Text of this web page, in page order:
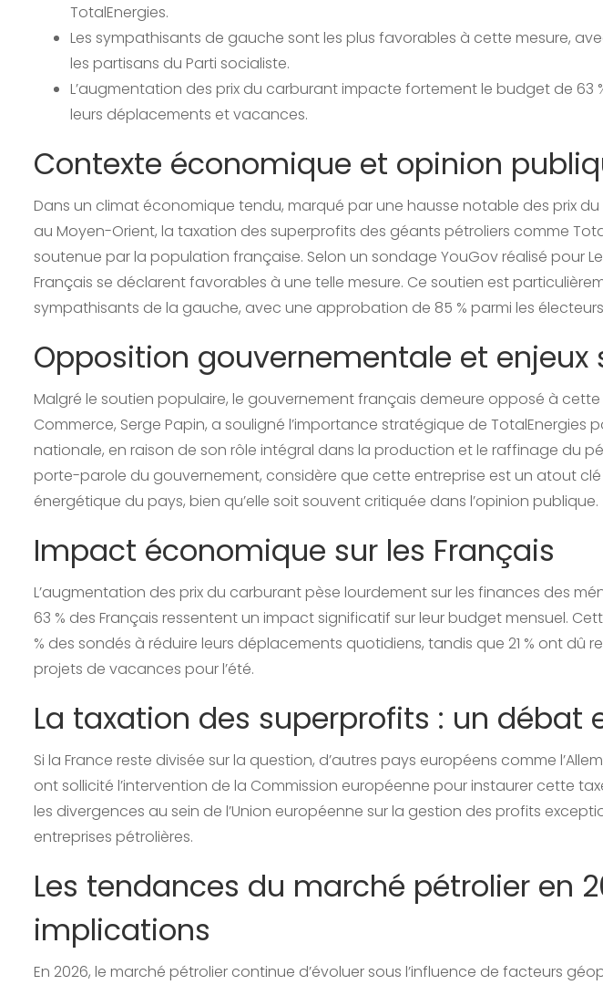
TotalEnergies.
Les sympathisants de gauche sont les plus favorables à cette mesure,
les partisans du Parti socialiste.
L’augmentation des prix du carburant impacte fortement le budget de 63
leurs déplacements et vacances.
Contexte économique et opinion
Dans un climat économique tendu, marqué par une hausse notable des prix
au Moyen-Orient, la taxation des superprofits des géants pétroliers comme
soutenue par la population française. Selon un sondage YouGov réalisé pour Le
Français se déclarent favorables à une telle mesure. Ce soutien est
sympathisants de la gauche, avec une approbation de 85 % parmi les
Opposition gouvernementale et enjeux
Malgré le soutien populaire, le gouvernement français demeure opposé à cette
Commerce, Serge Papin, a souligné l’importance stratégique de TotalEnergies
nationale, en raison de son rôle intégral dans la production et le raffinage du
porte-parole du gouvernement, considère que cette entreprise est un atout
énergétique du pays, bien qu’elle soit souvent critiquée dans l’opinion publique.
Impact économique sur les Français
L’augmentation des prix du carburant pèse lourdement sur les finances des
63 % des Français ressentent un impact significatif sur leur budget mensuel.
% des sondés à réduire leurs déplacements quotidiens, tandis que 21 % ont dû
projets de vacances pour l’été.
La taxation des superprofits : un débat
Si la France reste divisée sur la question, d’autres pays européens comme
ont sollicité l’intervention de la Commission européenne pour instaurer cette
les divergences au sein de l’Union européenne sur la gestion des profits
entreprises pétrolières.
Les tendances du marché pétrolier en
implications
En 2026, le marché pétrolier continue d’évoluer sous l’influence de facteurs